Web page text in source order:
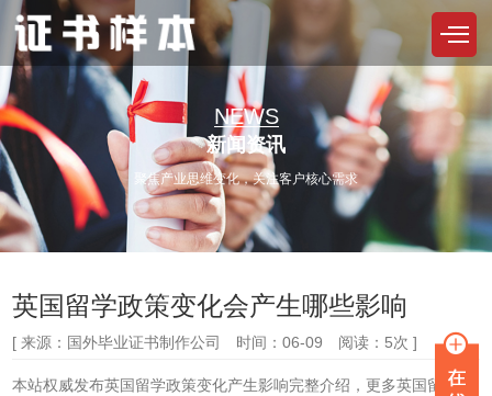
NEWS
新闻资讯
聚焦产业思维变化，关注客户核心需求
英国留学政策变化会产生哪些影响
[ 来源：国外毕业证书制作公司 时间：06-09 阅读：5次 ]
本站权威发布英国留学政策变化产生影响完整介绍，更多英国留学政